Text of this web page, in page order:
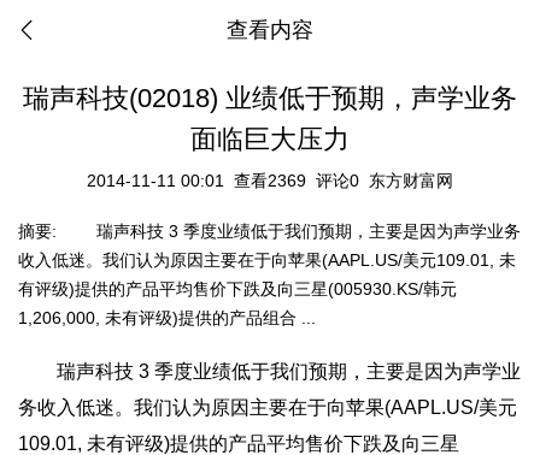
查看内容
瑞声科技(02018) 业绩低于预期，声学业务
面临巨大压力
2014-11-11 00:01 查看2369 评论0 东方财富网
摘要:
瑞声科技 3 季度业绩低于我们预期，主要是因为声学业务
收入低迷。我们认为原因主要在于向苹果(AAPL.US/美元109.01, 未
有评级)提供的产品平均售价下跌及向三星(005930.KS/韩元
1,206,000, 未有评级)提供的产品组合 ...
瑞声科技 3 季度业绩低于我们预期，主要是因为声学业
务收入低迷。我们认为原因主要在于向苹果(AAPL.US/美元
109.01, 未有评级)提供的产品平均售价下跌及向三星